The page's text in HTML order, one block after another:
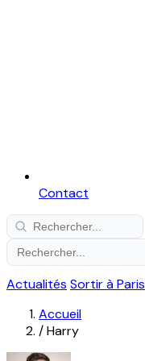
Contact
Actualités Sortir à Paris
Accueil
/Harry